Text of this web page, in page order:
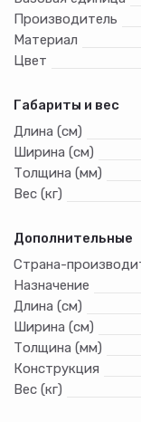
Производитель
Материал
Цвет
Габариты и вес
Длина (см)
Ширина (см)
Толщина (мм)
Вес (кг)
Дополнительные
Страна-
Назначение
Длина (см)
Ширина (см)
Толщина (мм)
Конструкция
Вес (кг)